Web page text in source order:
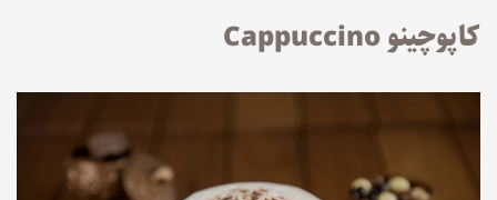
کاپوچینو Cappuccino